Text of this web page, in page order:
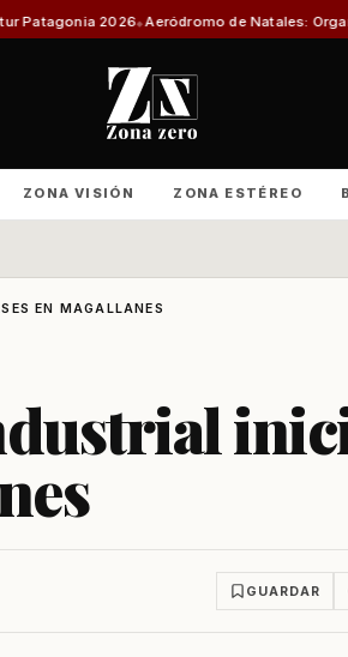
de Natales: Organizaciones
ZONA VISIÓN ZONA ESTÉREO
EN MAGALLANES
GUARDAR